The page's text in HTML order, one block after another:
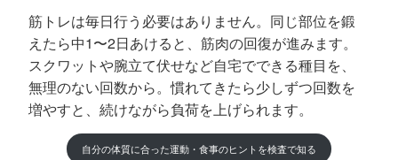
筋トレは毎日行う必要はありません。同じ部位を鍛
えたら中1〜2日あけると、筋肉の回復が進みます。
スクワットや腕立て伏せなど自宅でできる種目を、
無理のない回数から。慣れてきたら少しずつ回数を
増やすと、続けながら負荷を上げられます。
自分の体質に合った運動・食事のヒントを検査で知る